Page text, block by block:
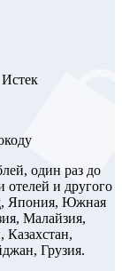
Истек
один раз до
отелей и другого
Япония, Южная
Малайзия,
Грузия.